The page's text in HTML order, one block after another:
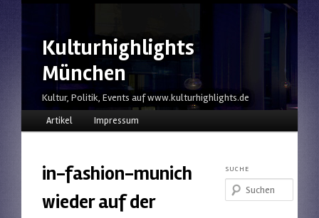
Kulturhighlights
München
Kultur, Politik, Events auf www.kulturhighlights.de
HauptmenüZum Inhalt wechseln
Zum sekundären Inhalt wechseln
Artikel Impressum
in-fashion-munich
wieder auf der
SUCHE
Suchen